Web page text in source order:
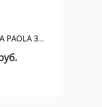
Торшер MANTRA PAOLA 3543